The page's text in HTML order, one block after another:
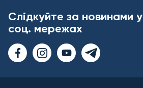
Слідкуйте за новинами у
соц. мережах